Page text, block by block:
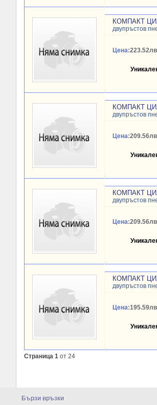
КОМПАКТ
двупръстов
Цена:
КОМПАКТ
двупръстов
Цена:
КОМПАКТ
двупръстов
Цена:
КОМПАКТ
двупръстов
Цена:
Страница 1 от 24
Бързи връзки